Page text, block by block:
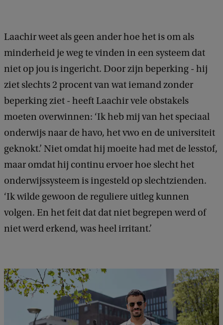
Laachir weet als geen ander hoe het is om als
minderheid je weg te vinden in een systeem dat
niet op jou is ingericht. Door zijn beperking - hij
ziet slechts 2 procent van wat iemand zonder
beperking ziet - heeft Laachir vele obstakels
moeten overwinnen: ‘Ik heb mij van het speciaal
onderwijs naar de havo, het vwo en de universiteit
geknokt.’ Niet omdat hij moeite had met de lesstof,
maar omdat hij continu ervoer hoe slecht het
onderwijssysteem is ingesteld op slechtzienden.
‘Ik wilde gewoon de reguliere uitleg kunnen
volgen. En het feit dat dat niet begrepen werd of
niet werd erkend, was heel irritant.’